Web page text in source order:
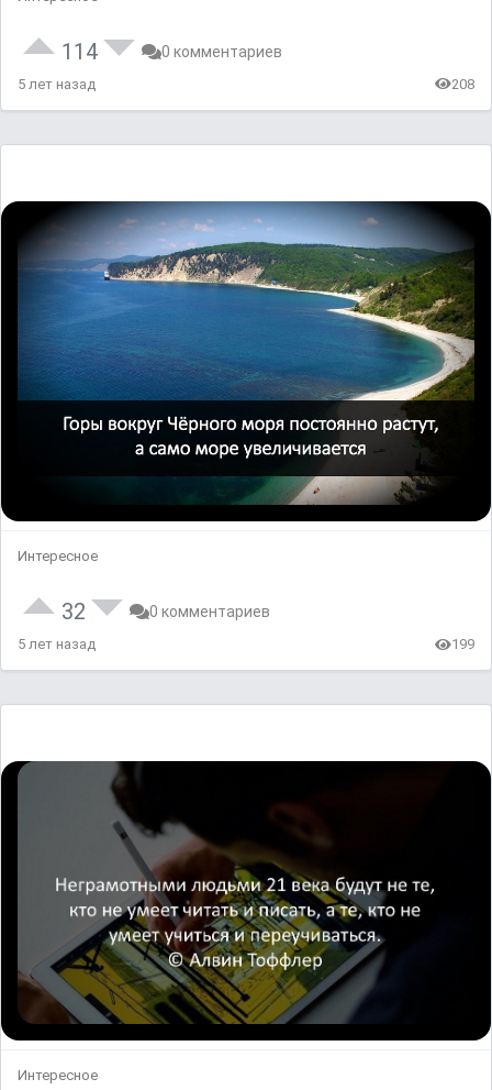
114 0 комментариев
5 лет назад 208
Интересное
32 0 комментариев
5 лет назад 199
Интересное